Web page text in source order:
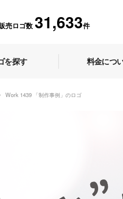
売ロゴ数 31,633件
を探す 料金につ
Work 1439 「制作事例」のロゴ